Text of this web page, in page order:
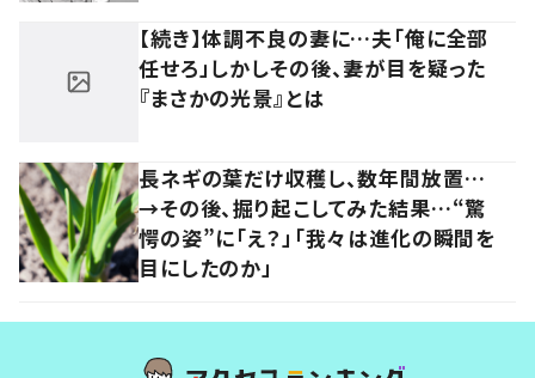
【続き】体調不良の妻に…夫「俺に全部
任せろ」しかしその後、妻が目を疑った
『まさかの光景』とは
長ネギの葉だけ収穫し、数年間放置…
→その後、掘り起こしてみた結果…“驚
愕の姿”に「え？」「我々は進化の瞬間を
目にしたのか」